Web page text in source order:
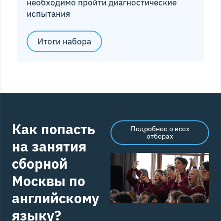
необходимо пройти диагностические
испытания
Итоги набора
Как попасть
на занятия
сборной
Москвы по
английскому
языку?
Подробнее о всех
отборах